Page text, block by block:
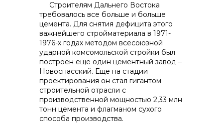
+7 (423) 234 50 50
Строителям Дальнего Востока
требовалось все больше и больше
цемента. Для снятия дефицита этого
важнейшего стройматериала в 1971-
1976-х годах методом всесоюзной
ударной комсомольской стройки был
построен еще один цементный завод –
Новоспасский. Еще на стадии
проектирования он стал гигантом
строительной отрасли с
производственной мощностью 2,33 млн
тонн цемента и флагманом сухого
способа производства.